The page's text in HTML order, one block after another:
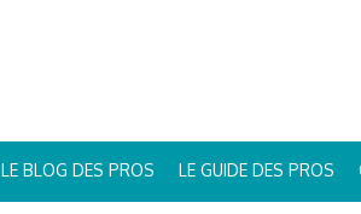
LE BLOG DES PROS LE GUIDE DES PROS